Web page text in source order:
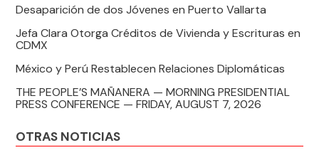
Desaparición de dos Jóvenes en Puerto Vallarta
Jefa Clara Otorga Créditos de Vivienda y Escrituras en
CDMX
México y Perú Restablecen Relaciones Diplomáticas
THE PEOPLE’S MAÑANERA — MORNING PRESIDENTIAL
PRESS CONFERENCE — FRIDAY, AUGUST 7, 2026
OTRAS NOTICIAS